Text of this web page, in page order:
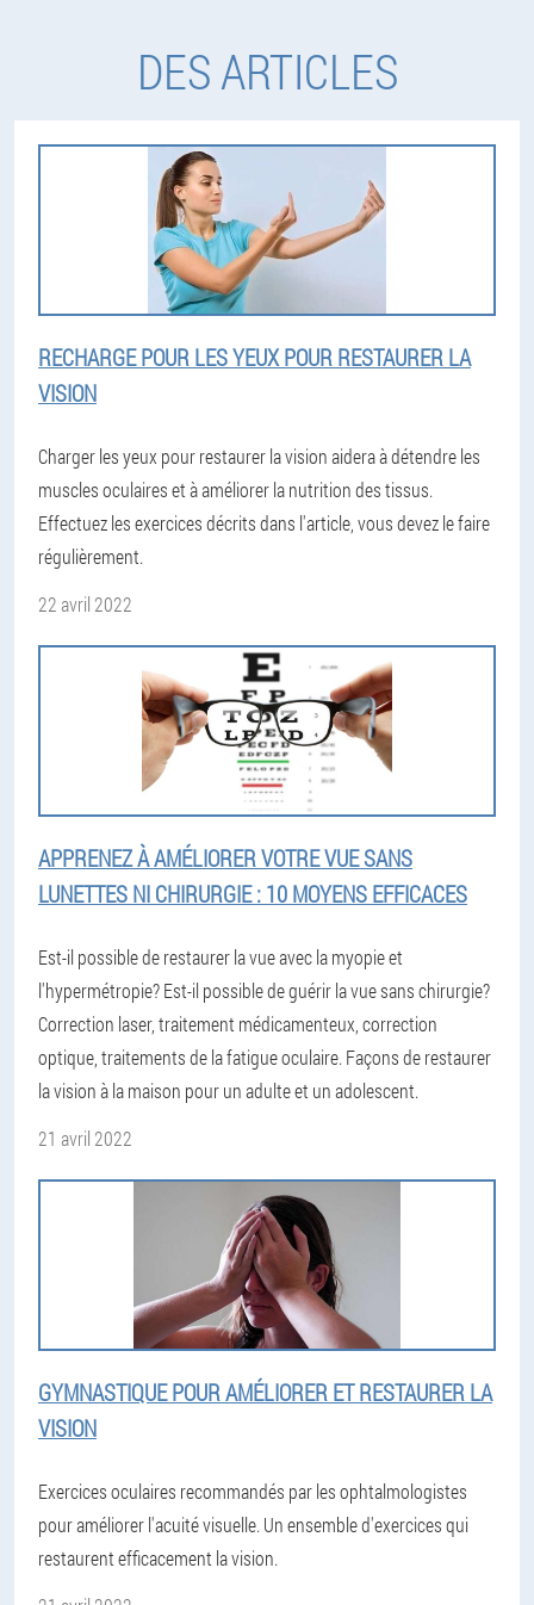
DES ARTICLES
RECHARGE POUR LES YEUX POUR RESTAURER LA
VISION
Charger les yeux pour restaurer la vision aidera à détendre les
muscles oculaires et à améliorer la nutrition des tissus.
Effectuez les exercices décrits dans l'article, vous devez le faire
régulièrement.
22 avril 2022
APPRENEZ À AMÉLIORER VOTRE VUE SANS
LUNETTES NI CHIRURGIE : 10 MOYENS EFFICACES
Est-il possible de restaurer la vue avec la myopie et
l'hypermétropie? Est-il possible de guérir la vue sans chirurgie?
Correction laser, traitement médicamenteux, correction
optique, traitements de la fatigue oculaire. Façons de restaurer
la vision à la maison pour un adulte et un adolescent.
21 avril 2022
GYMNASTIQUE POUR AMÉLIORER ET RESTAURER LA
VISION
Exercices oculaires recommandés par les ophtalmologistes
pour améliorer l'acuité visuelle. Un ensemble d'exercices qui
restaurent efficacement la vision.